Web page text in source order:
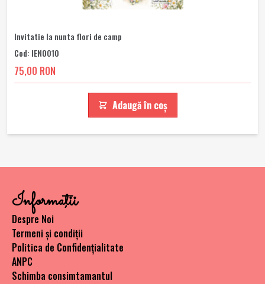
Invitatie la nunta flori de camp
Cod: IEN0010
75,00 RON
Adaugă în coș
Informaţii
Despre Noi
Termeni și condiții
Politica de Confidențialitate
ANPC
Schimba consimtamantul